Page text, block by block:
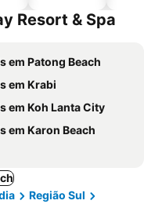
Resort & Spa
em Patong Beach
em Krabi
em Koh Lanta City
em Karon Beach
Região Sul